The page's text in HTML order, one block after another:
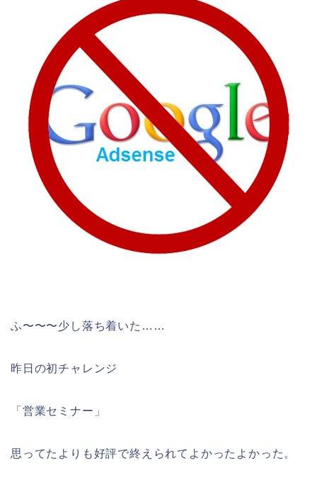
ふ〜〜〜少し落ち着いた……
昨日の初チャレンジ
「営業セミナー」
思ってたよりも好評で終えられてよかったよかった。